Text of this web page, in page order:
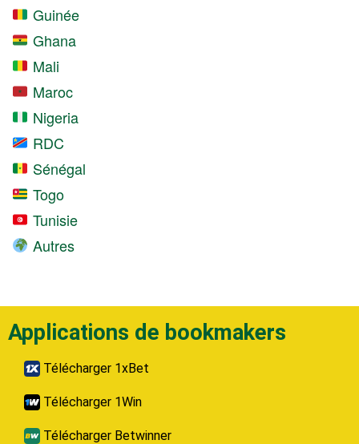
Guinée
Ghana
Mali
Maroc
Nigeria
RDC
Sénégal
Togo
Tunisie
Autres
Applications de bookmakers
Télécharger 1xBet
Télécharger 1Win
Télécharger Betwinner